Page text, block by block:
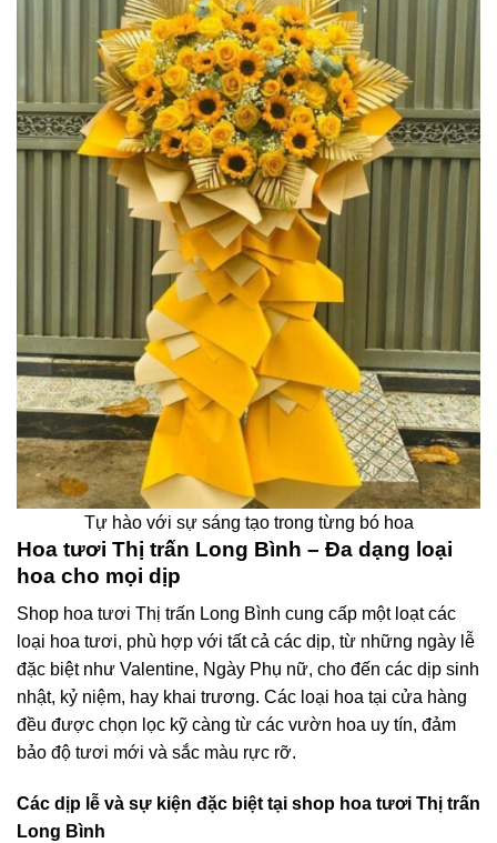
Tự hào với sự sáng tạo trong từng bó hoa
Hoa tươi Thị trấn Long Bình – Đa dạng loại
hoa cho mọi dịp
Shop hoa tươi Thị trấn Long Bình cung cấp một loạt các
loại hoa tươi, phù hợp với tất cả các dịp, từ những ngày lễ
đặc biệt như Valentine, Ngày Phụ nữ, cho đến các dịp sinh
nhật, kỷ niệm, hay khai trương. Các loại hoa tại cửa hàng
đều được chọn lọc kỹ càng từ các vườn hoa uy tín, đảm
bảo độ tươi mới và sắc màu rực rỡ.
Các dịp lễ và sự kiện đặc biệt tại shop hoa tươi Thị trấn
Long Bình